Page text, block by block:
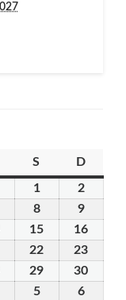
venerdì
S sabatoD
11
Agosto
2026
22
Agosto
2026
88
Agosto
2026
99
Agosto
2026
Agosto
15
Agosto
16
Agosto
22
Agosto
23
Agosto
29
Agosto
30
55
66